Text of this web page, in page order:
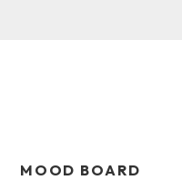
MOOD BOARD